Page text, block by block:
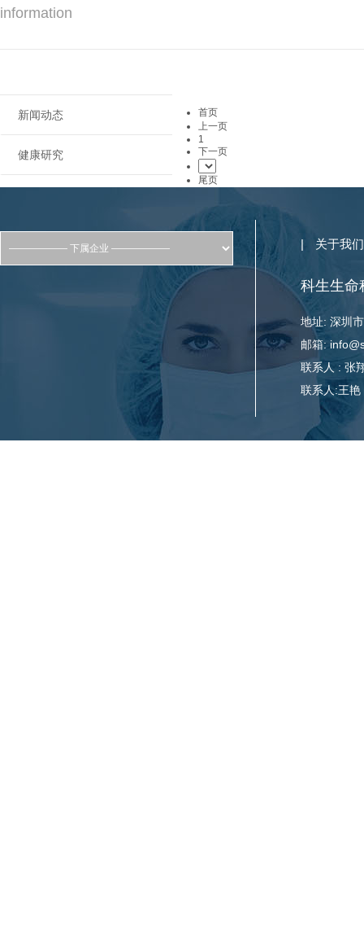
information
首页
上一页
1
下一页
尾页
新闻动态
健康研究
科生生命
地址: 深圳
邮箱:
联系人 : 张
联系人:王
| 关于我们